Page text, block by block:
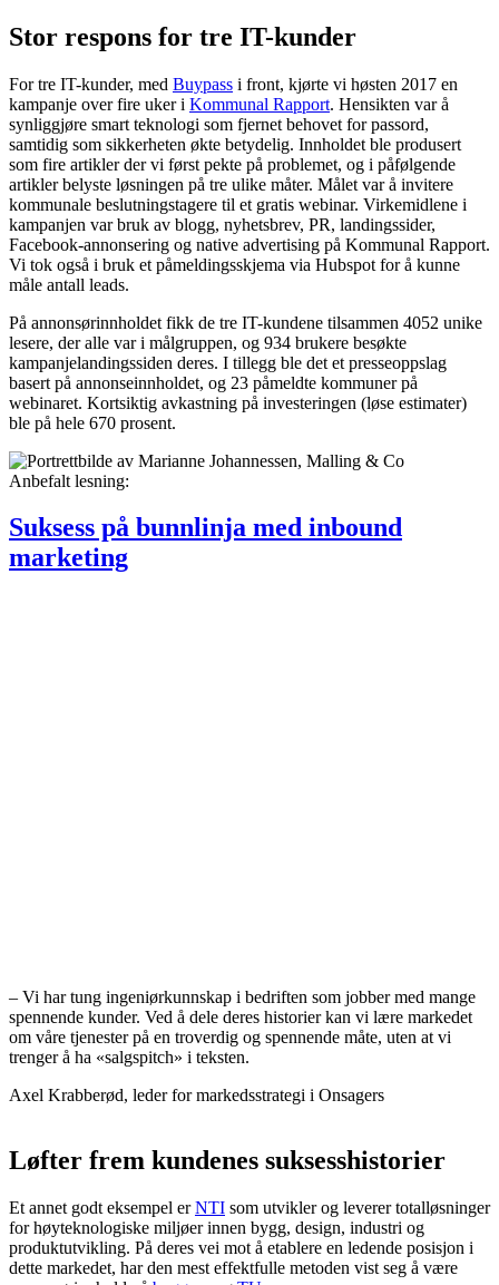
Stor respons for tre IT-kunder
For tre IT-kunder, med Buypass i front, kjørte vi høsten 2017 en
kampanje over fire uker i Kommunal Rapport. Hensikten var å
synliggjøre smart teknologi som fjernet behovet for passord,
samtidig som sikkerheten økte betydelig. Innholdet ble produsert
som fire artikler der vi først pekte på problemet, og i påfølgende
artikler belyste løsningen på tre ulike måter. Målet var å invitere
kommunale beslutningstagere til et gratis webinar. Virkemidlene i
kampanjen var bruk av blogg, nyhetsbrev, PR, landingssider,
Facebook-annonsering og native advertising på Kommunal Rapport.
Vi tok også i bruk et påmeldingsskjema via Hubspot for å kunne
måle antall leads.
På annonsørinnholdet fikk de tre IT-kundene tilsammen 4052 unike
lesere, der alle var i målgruppen, og 934 brukere besøkte
kampanjelandingssiden deres. I tillegg ble det et presseoppslag
basert på annonseinnholdet, og 23 påmeldte kommuner på
webinaret. Kortsiktig avkastning på investeringen (løse estimater)
ble på hele 670 prosent.
Anbefalt lesning:
Suksess på bunnlinja med inbound
marketing
– Vi har tung ingeniørkunnskap i bedriften som jobber med mange
spennende kunder. Ved å dele deres historier kan vi lære markedet
om våre tjenester på en troverdig og spennende måte, uten at vi
trenger å ha «salgspitch» i teksten.
Axel Krabberød, leder for markedsstrategi i Onsagers
Løfter frem kundenes suksesshistorier
Et annet godt eksempel erNTI som utvikler og leverer totalløsninger
for høyteknologiske miljøer innen bygg, design, industri og
produktutvikling. På deres vei mot å etablere en ledende posisjon i
dette markedet, har den mest effektfulle metoden vist seg å være